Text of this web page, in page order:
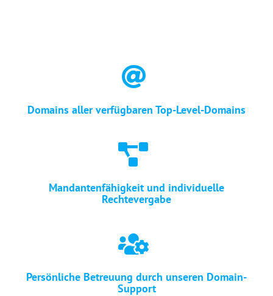
Domains aller verfügbaren Top-Level-Domains
Mandantenfähigkeit und individuelle
Rechtevergabe
Persönliche Betreuung durch unseren Domain-
Support